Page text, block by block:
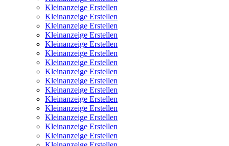
Kleinanzeige Erstellen
Kleinanzeige Erstellen
Kleinanzeige Erstellen
Kleinanzeige Erstellen
Kleinanzeige Erstellen
Kleinanzeige Erstellen
Kleinanzeige Erstellen
Kleinanzeige Erstellen
Kleinanzeige Erstellen
Kleinanzeige Erstellen
Kleinanzeige Erstellen
Kleinanzeige Erstellen
Kleinanzeige Erstellen
Kleinanzeige Erstellen
Kleinanzeige Erstellen